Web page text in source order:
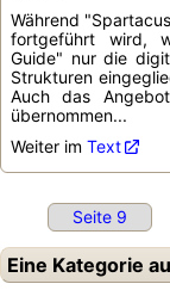
Während
fortgeführt wird,
Guide" nur die
Strukturen
Auch das
übernommen...
Weiter im Text
Seite 9
Eine Kategorie